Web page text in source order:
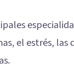
el estrés,